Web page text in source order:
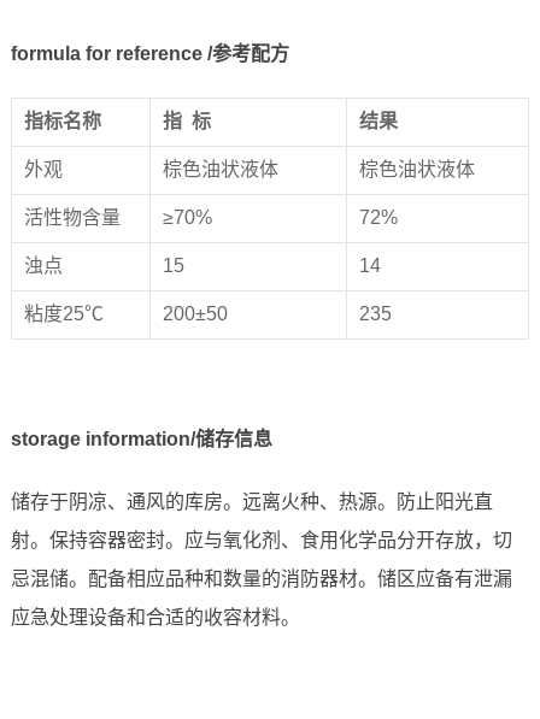
formula for reference /参考配方
指标名称 指 标 结果
外观 棕色油状液体 棕色油状液体
活性物含量 ≥70% 72%
浊点 15 14
粘度25℃ 200±50 235
storage information/储存信息
储存于阴凉、通风的库房。远离火种、热源。防止阳光直
射。保持容器密封。应与氧化剂、食用化学品分开存放，切
忌混储。配备相应品种和数量的消防器材。储区应备有泄漏
应急处理设备和合适的收容材料。